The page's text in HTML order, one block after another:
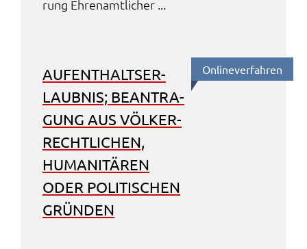
rung Ehren­amt­li­cher ...
AUFENT­HALTS­ER­
LAUB­NIS; BEAN­TRA­
GUNG AUS VÖLKER­
RECHT­LI­CHEN,
HUMA­NI­TÄ­REN
ODER POLI­TI­SCHEN
GRÜN­DEN
Online­ver­fah­ren